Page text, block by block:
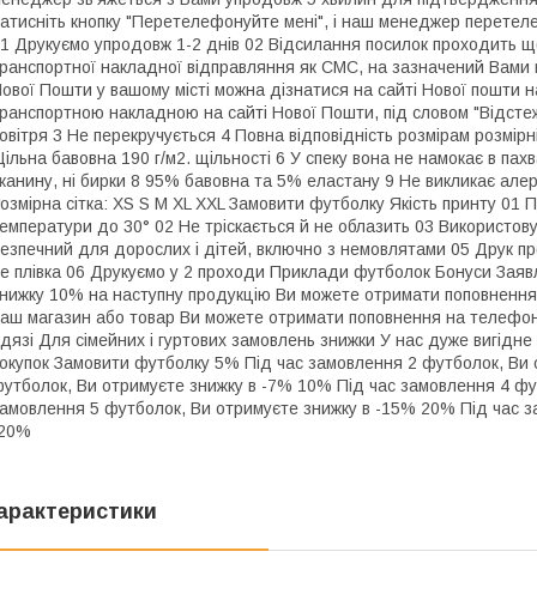
кнопку "Перетелефонуйте мені", і наш менеджер
Друкуємо упродовж 1-2 днів 02 Відсилання посилок проходить
накладної відправляння як СМС, на зазначений
Пошти у вашому місті можна дізнатися на сайті Нової пошти
накладною на сайті Нової Пошти, під словом
3 Не перекручується 4 Повна відповідність розмірам
бавовна 190 г/м2. щільності 6 У спеку вона не намокає в
ні бирки 8 95% бавовна та 5% еластану 9 Не викликає
сітка: XS S M XL XXL Замовити футболку Якість принту
до 30° 02 Не тріскається й не облазить 03
для дорослих і дітей, включно з немовлятами 05 Друк
плівка 06 Друкуємо у 2 проходи Приклади футболок Бонуси
10% на наступну продукцію Ви можете отримати
магазин або товар Ви можете отримати поповнення на
Для сімейних і гуртових замовлень знижки У нас дуже
Замовити футболку 5% Під час замовлення 2 футболок,
Ви отримуєте знижку в -7% 10% Під час замовлення 4
5 футболок, Ви отримуєте знижку в -15% 20% Під час